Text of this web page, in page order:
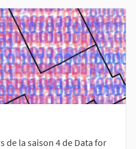
de la saison 4 de Data for